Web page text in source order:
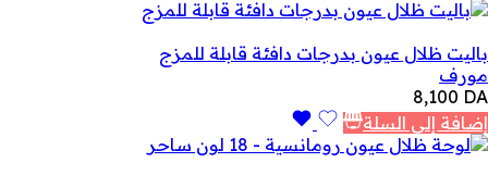
باليت ظلال عيون بدرجات دافئة قابلة للمزج
مورف
8,100 DA
إضافة إلى السلة